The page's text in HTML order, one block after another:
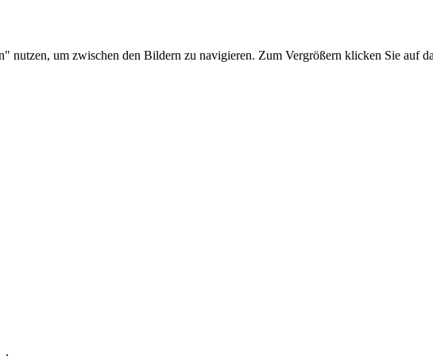
um zwischen den Bildern zu navigieren. Zum Vergrößern klicken Sie auf